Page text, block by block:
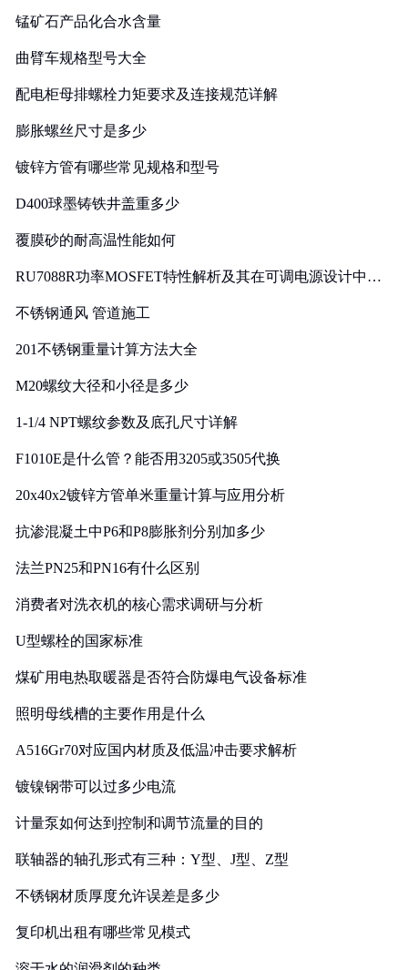
锰矿石产品化合水含量
曲臂车规格型号大全
配电柜母排螺栓力矩要求及连接规范详解
膨胀螺丝尺寸是多少
镀锌方管有哪些常见规格和型号
D400球墨铸铁井盖重多少
覆膜砂的耐高温性能如何
RU7088R功率MOSFET特性解析及其在可调电源设计中的
不锈钢通风 管道施工
201不锈钢重量计算方法大全
M20螺纹大径和小径是多少
1-1/4 NPT螺纹参数及底孔尺寸详解
F1010E是什么管？能否用3205或3505代换
20x40x2镀锌方管单米重量计算与应用分析
抗渗混凝土中P6和P8膨胀剂分别加多少
法兰PN25和PN16有什么区别
消费者对洗衣机的核心需求调研与分析
U型螺栓的国家标准
煤矿用电热取暖器是否符合防爆电气设备标准
照明母线槽的主要作用是什么
A516Gr70对应国内材质及低温冲击要求解析
镀镍钢带可以过多少电流
计量泵如何达到控制和调节流量的目的
联轴器的轴孔形式有三种：Y型、J型、Z型
不锈钢材质厚度允许误差是多少
复印机出租有哪些常见模式